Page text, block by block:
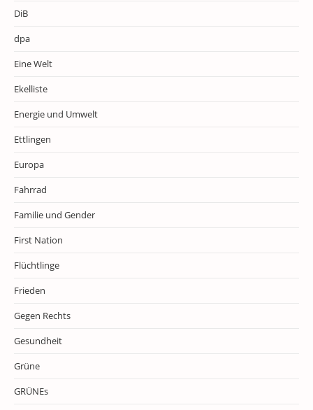
DiB
dpa
Eine Welt
Ekelliste
Energie und Umwelt
Ettlingen
Europa
Fahrrad
Familie und Gender
First Nation
Flüchtlinge
Frieden
Gegen Rechts
Gesundheit
Grüne
GRÜNEs